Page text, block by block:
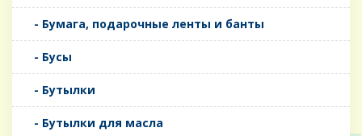
- Бумага, подарочные ленты и банты
- Бусы
- Бутылки
- Бутылки для масла